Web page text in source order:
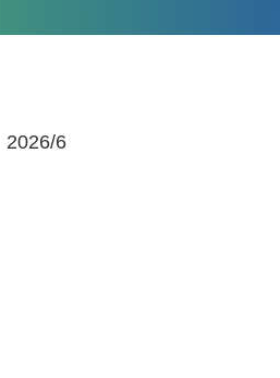
2026/6